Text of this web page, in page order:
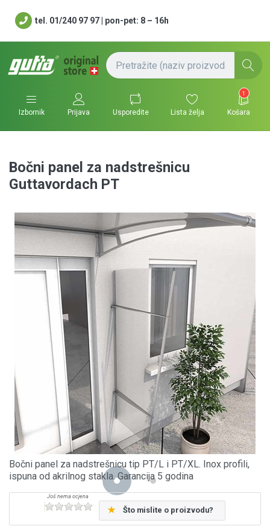
tel. 01/240 97 97 | pon-pet: 8 – 16h
Izbornik Prijava Usporedite Lista želja
1
Košara
Bočni panel za nadstrešnicu
Guttavordach PT
Bočni panel za nadstrešnicu tip PT/L i PT/XL. Inox profili,
ispuna od akrilnog stakla. Garancija 5 godina
Što mislite o proizvodu?